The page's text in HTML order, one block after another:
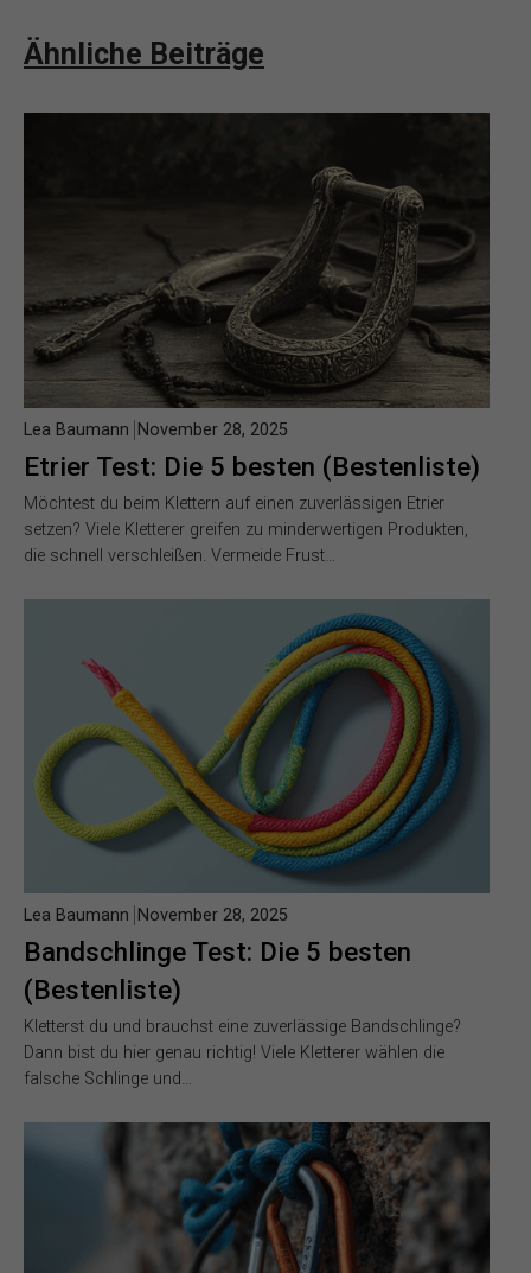
Ähnliche Beiträge
Etrier Test: Die 5 besten (Bestenliste)
Lea Baumann November 28, 2025
Möchtest du beim Klettern auf einen zuverlässigen Etrier
setzen? Viele Kletterer greifen zu minderwertigen Produkten,
die schnell verschleißen. Vermeide Frust…
Bandschlinge Test: Die 5 besten
(Bestenliste)
Lea Baumann November 28, 2025
Kletterst du und brauchst eine zuverlässige Bandschlinge?
Dann bist du hier genau richtig! Viele Kletterer wählen die
falsche Schlinge und…